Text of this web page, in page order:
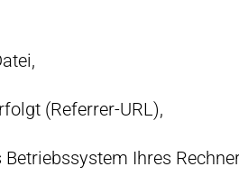
(Referrer-URL),
Ihres